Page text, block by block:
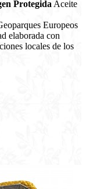
Protegida Aceite
Europeos
elaborada con
locales de los